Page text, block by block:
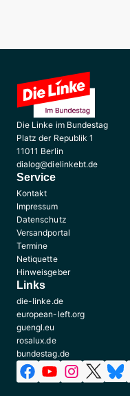
Die Linke im Bundestag
Platz der Republik 1
11011 Berlin
dialog@dielinkebt.de
Service
Kontakt
Impressum
Datenschutz
Versandportal
Termine
Netiquette
Hinweisgeber
Links
die-linke.de
european-left.org
guengl.eu
rosalux.de
bundestag.de